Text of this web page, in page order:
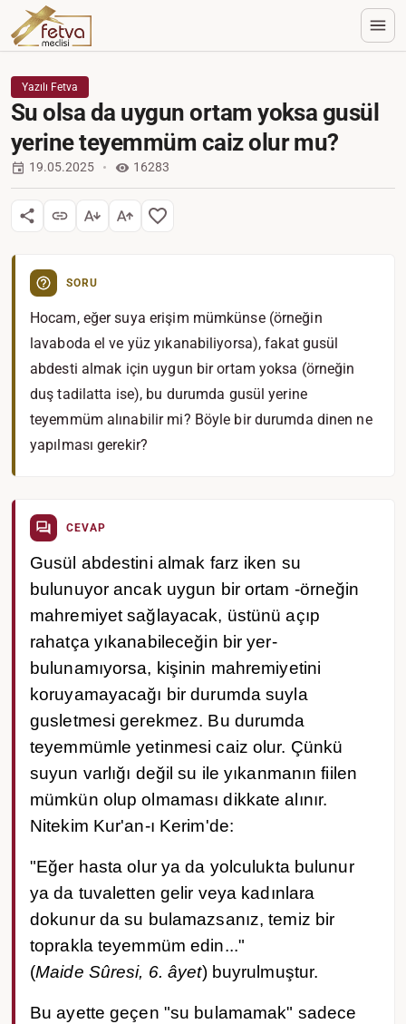
Yazılı Fetva
Su olsa da uygun ortam yoksa gusül
yerine teyemmüm caiz olur mu?
19.05.2025 16283
SORU
Hocam, eğer suya erişim mümkünse (örneğin
lavaboda el ve yüz yıkanabiliyorsa), fakat gusül
abdesti almak için uygun bir ortam yoksa (örneğin
duş tadilatta ise), bu durumda gusül yerine
teyemmüm alınabilir mi? Böyle bir durumda dinen ne
yapılması gerekir?
CEVAP
Gusül abdestini almak farz iken su
bulunuyor ancak uygun bir ortam -örneğin
mahremiyet sağlayacak, üstünü açıp
rahatça yıkanabileceğin bir yer-
bulunamıyorsa, kişinin mahremiyetini
koruyamayacağı bir durumda suyla
gusletmesi gerekmez. Bu durumda
teyemmümle yetinmesi caiz olur. Çünkü
suyun varlığı değil su ile yıkanmanın fiilen
mümkün olup olmaması dikkate alınır.
Nitekim Kur'an-ı Kerim'de:
"Eğer hasta olur ya da yolculukta bulunur
ya da tuvaletten gelir veya kadınlara
dokunur da su bulamazsanız, temiz bir
toprakla teyemmüm edin..."
(Maide Sûresi, 6. âyet) buyrulmuştur.
Bu ayette geçen "su bulamamak" sadece